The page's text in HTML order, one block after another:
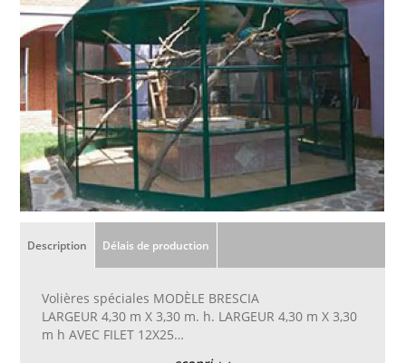
Description Délais de production
Volières spéciales MODÈLE BRESCIA
LARGEUR 4,30 m X 3,30 m. h. LARGEUR 4,30 m X 3,30
m h AVEC FILET 12X25